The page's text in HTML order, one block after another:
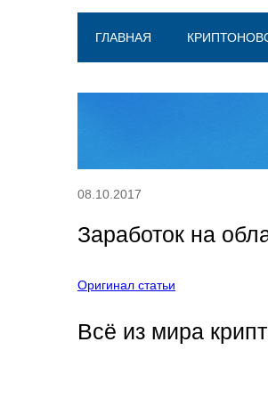
ГЛАВНАЯ
08.10.2017
Заработок на
Оригинал статьи
Всё из мира